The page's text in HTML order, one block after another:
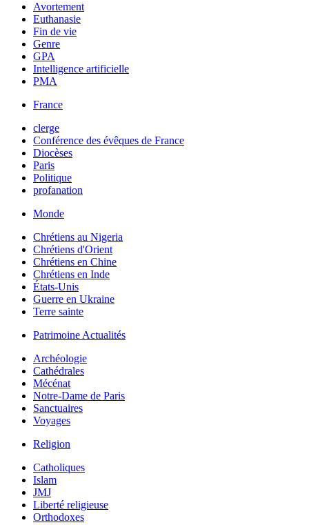
Avortement
Euthanasie
Fin de vie
Genre
GPA
Intelligence artificielle
PMA
France
clerge
Conférence des évêques de France
Diocèses
Paris
Politique
profanation
Monde
Chrétiens au Nigeria
Chrétiens d'Orient
Chrétiens en Chine
Chrétiens en Inde
États-Unis
Guerre en Ukraine
Terre sainte
Patrimoine Actualités
Archéologie
Cathédrales
Mécénat
Notre-Dame de Paris
Sanctuaires
Voyages
Religion
Catholiques
Islam
JMJ
Liberté religieuse
Orthodoxes